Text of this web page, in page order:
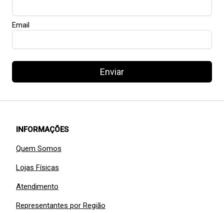
Email
Enviar
INFORMAÇÕES
Quem Somos
Lojas Físicas
Atendimento
Representantes por Região